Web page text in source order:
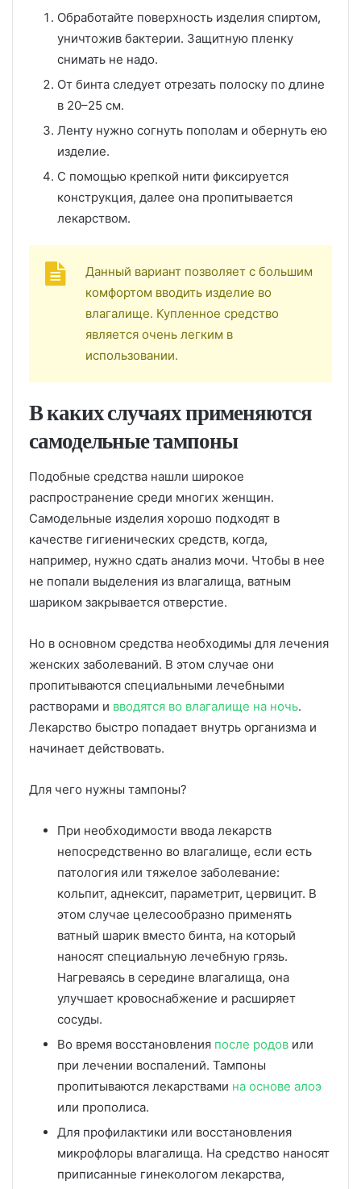
Обработайте поверхность изделия спиртом,
уничтожив бактерии. Защитную пленку
снимать не надо.
От бинта следует отрезать полоску по длине
в 20–25 см.
Ленту нужно согнуть пополам и обернуть ею
изделие.
С помощью крепкой нити фиксируется
конструкция, далее она пропитывается
лекарством.
Данный вариант позволяет с большим
комфортом вводить изделие во
влагалище. Купленное средство
является очень легким в
использовании.
В каких случаях применяются
самодельные тампоны
Подобные средства нашли широкое
распространение среди многих женщин.
Самодельные изделия хорошо подходят в
качестве гигиенических средств, когда,
например, нужно сдать анализ мочи. Чтобы в нее
не попали выделения из влагалища, ватным
шариком закрывается отверстие.
Но в основном средства необходимы для лечения
женских заболеваний. В этом случае они
пропитываются специальными лечебными
растворами и вводятся во влагалище на ночь.
Лекарство быстро попадает внутрь организма и
начинает действовать.
Для чего нужны тампоны?
При необходимости ввода лекарств
непосредственно во влагалище, если есть
патология или тяжелое заболевание:
кольпит, аднексит, параметрит, цервицит. В
этом случае целесообразно применять
ватный шарик вместо бинта, на который
наносят специальную лечебную грязь.
Нагреваясь в середине влагалища, она
улучшает кровоснабжение и расширяет
сосуды.
Во время восстановления после родов или
при лечении воспалений. Тампоны
пропитываются лекарствами на основе алоэ
или прополиса.
Для профилактики или восстановления
микрофлоры влагалища. На средство наносят
приписанные гинекологом лекарства,